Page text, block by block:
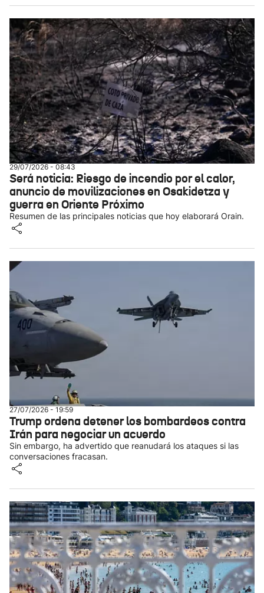
29/07/2026 - 08:43
Será noticia: Riesgo de incendio por el calor,
anuncio de movilizaciones en Osakidetza y
guerra en Oriente Próximo
Resumen de las principales noticias que hoy elaborará Orain.
27/07/2026 - 19:59
Trump ordena detener los bombardeos contra
Irán para negociar un acuerdo
Sin embargo, ha advertido que reanudará los ataques si las
conversaciones fracasan.